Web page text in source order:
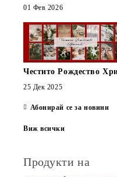
01 Фев 2026
Честито Рождество
25 Дек 2025
Абонирай се за новини
Виж всички
Продукти на